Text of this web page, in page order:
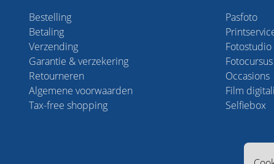
Bestelling
Betaling
Verzending
Garantie & verzekering
Retourneren
Algemene voorwaarden
Tax-free shopping
Pasfoto
Fotostudio
Fotocursus
Occasions
Film
Selfiebox